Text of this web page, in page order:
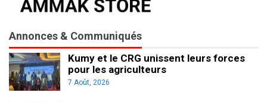
Annonces & Communiqués
Kumy et le CRG unissent leurs forces
pour les agriculteurs
7 Août, 2026